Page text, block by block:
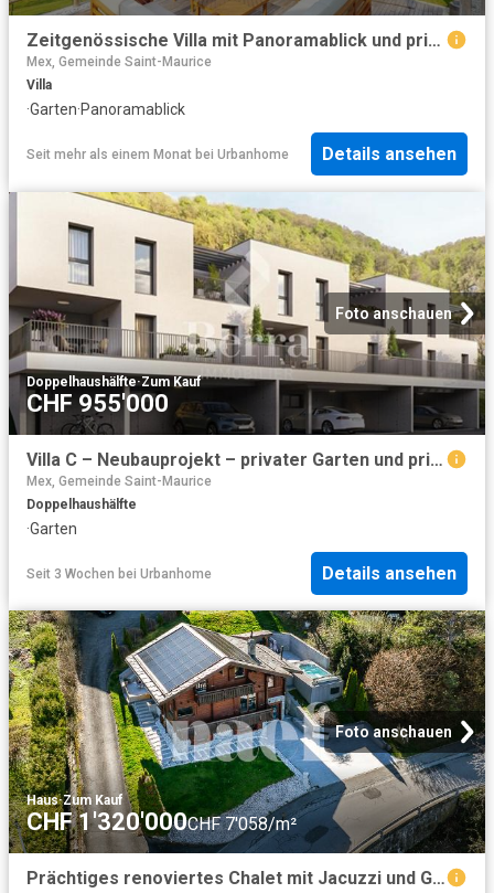
Zeitgenössische Villa mit Panoramablick und privilegiertem Wohnumfeld
Mex, Gemeinde Saint-Maurice
Villa
·Garten·Panoramablick
Seit mehr als einem Monat bei Urbanhome Details ansehen
Foto anschauen
Doppelhaushälfte·Zum Kauf
CHF 955'000
Villa C – Neubauprojekt – privater Garten und privilegierte Umgebung
Mex, Gemeinde Saint-Maurice
Doppelhaushälfte
·Garten
Seit 3 Wochen bei Urbanhome Details ansehen
Foto anschauen
Haus·Zum Kauf
CHF 1'320'000CHF 7'058/m²
Prächtiges renoviertes Chalet mit Jacuzzi und Gegenstrompool zum Verkauf in Choëx